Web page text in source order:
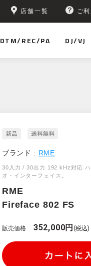
店舗一覧 ご
DTM/REC/PA DJ/VJ
ブランド : RME
30入力 / 30出力 192 kHz対応 ハ
オ・インターフェイス。
RME
Fireface 802 FS
販売価格 352,000円(税込)